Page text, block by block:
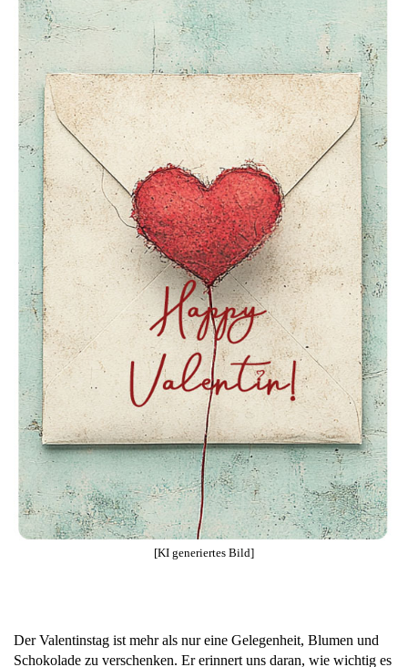
[KI generiertes Bild]
Der Valentinstag ist mehr als nur eine Gelegenheit, Blumen und
Schokolade zu verschenken. Er erinnert uns daran, wie wichtig es